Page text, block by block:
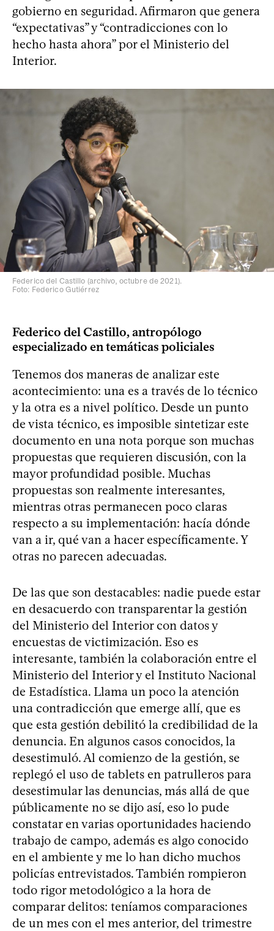
gobierno en seguridad. Afirmaron que genera
“expectativas” y “contradicciones con lo
hecho hasta ahora” por el Ministerio del
Interior.
Federico del Castillo (archivo, octubre de 2021).
Foto: Federico Gutiérrez
Federico del Castillo, antropólogo
especializado en temáticas policiales
Tenemos dos maneras de analizar este
acontecimiento: una es a través de lo técnico
y la otra es a nivel político. Desde un punto
de vista técnico, es imposible sintetizar este
documento en una nota porque son muchas
propuestas que requieren discusión, con la
mayor profundidad posible. Muchas
propuestas son realmente interesantes,
mientras otras permanecen poco claras
respecto a su implementación: hacía dónde
van a ir, qué van a hacer específicamente. Y
otras no parecen adecuadas.
De las que son destacables: nadie puede estar
en desacuerdo con transparentar la gestión
del Ministerio del Interior con datos y
encuestas de victimización. Eso es
interesante, también la colaboración entre el
Ministerio del Interior y el Instituto Nacional
de Estadística. Llama un poco la atención
una contradicción que emerge allí, que es
que esta gestión debilitó la credibilidad de la
denuncia. En algunos casos conocidos, la
desestimuló. Al comienzo de la gestión, se
replegó el uso de tablets en patrulleros para
desestimular las denuncias, más allá de que
públicamente no se dijo así, eso lo pude
constatar en varias oportunidades haciendo
trabajo de campo, además es algo conocido
en el ambiente y me lo han dicho muchos
policías entrevistados. También rompieron
todo rigor metodológico a la hora de
comparar delitos: teníamos comparaciones
de un mes con el mes anterior, del trimestre